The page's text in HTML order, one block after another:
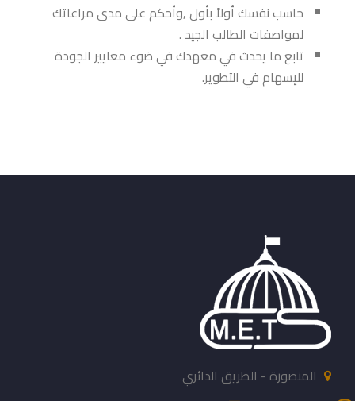
حاسب نفسك أولاً بأول ,وأحكم على مدى مراعاتك
لمواصفات الطالب الجيد .
تابع ما يحدث في معهدك في ضوء معايير الجودة
للإسهام في التطوير.
المنصورة - الطريق الدائري